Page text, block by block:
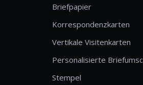
Briefpapier
Korrespondenzkarten
Vertikale Visitenkarten
Personalisierte
Stempel